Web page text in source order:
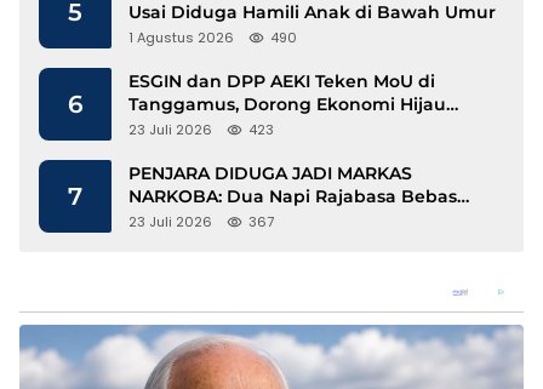
5 Usai Diduga Hamili Anak di Bawah Umur
1 Agustus 2026 490
6
ESGIN dan DPP AEKI Teken MoU di
Tanggamus, Dorong Ekonomi Hijau
Berbasis Kopi dan Perdagangan Karbon
23 Juli 2026 423
7
PENJARA DIDUGA JADI MARKAS
NARKOBA: Dua Napi Rajabasa Bebas
Gunakan HP, Muncul Dugaan
23 Juli 2026 367